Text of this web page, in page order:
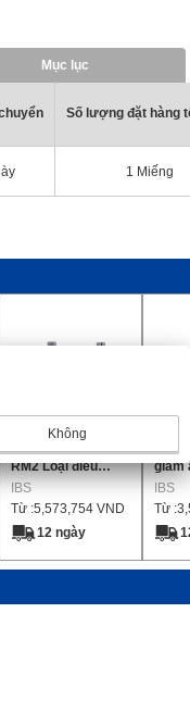
quy định tại nhà máy.
thông qua việc lựa
Mục lục
Số lượng đặt hàng
1 Miếng
Van giảm áp Sê-ri
RM2 Loại điều
chỉnh Áp suất
Rách bên ngoài
(Tương thích với
IBS
Từ :5,573,754 VND
12 ngày
giảm
giải
suất
IBS
Từ :
Không